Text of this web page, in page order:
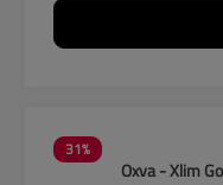
31%
Oxva - Xlim